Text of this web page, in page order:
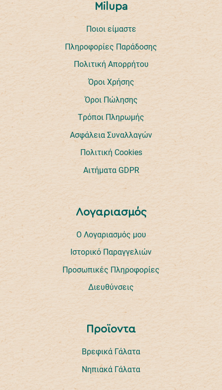
Milupa
Ποιοι είμαστε
Πληροφορίες Παράδοσης
Πολιτική Απορρήτου
Όροι Χρήσης
Όροι Πώλησης
Tρόποι Πληρωμής
Ασφάλεια Συναλλαγών
Πολιτική Cookies
Αιτήματα GDPR
Λογαριασμός
Ο Λογαριασμός μου
Ιστορικό Παραγγελιών
Προσωπικές Πληροφορίες
Διευθύνσεις
Προϊοντα
Βρεφικά Γάλατα
Νηπιακά Γάλατα